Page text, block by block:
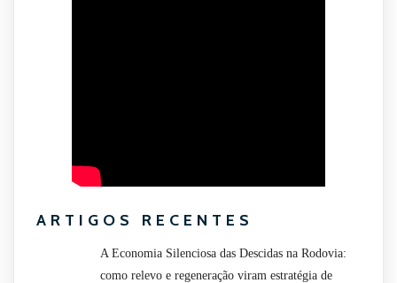
ARTIGOS RECENTES
A Economia Silenciosa das Descidas na Rodovia:
como relevo e regeneração viram estratégia de